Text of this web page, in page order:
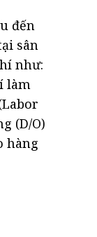
đến
sân
như:
làm
(D/O)
hàng